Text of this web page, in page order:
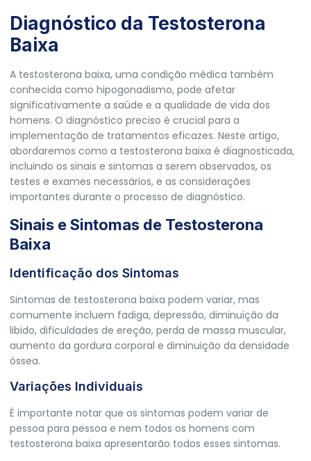
Diagnóstico da Testosterona
Baixa
A testosterona baixa, uma condição médica também
conhecida como hipogonadismo, pode afetar
significativamente a saúde e a qualidade de vida dos
homens. O diagnóstico preciso é crucial para a
implementação de tratamentos eficazes. Neste artigo,
abordaremos como a testosterona baixa é diagnosticada,
incluindo os sinais e sintomas a serem observados, os
testes e exames necessários, e as considerações
importantes durante o processo de diagnóstico.
Sinais e Sintomas de Testosterona
Baixa
Identificação dos Sintomas
Sintomas de testosterona baixa podem variar, mas
comumente incluem fadiga, depressão, diminuição da
libido, dificuldades de ereção, perda de massa muscular,
aumento da gordura corporal e diminuição da densidade
óssea.
Variações Individuais
É importante notar que os sintomas podem variar de
pessoa para pessoa e nem todos os homens com
testosterona baixa apresentarão todos esses sintomas.